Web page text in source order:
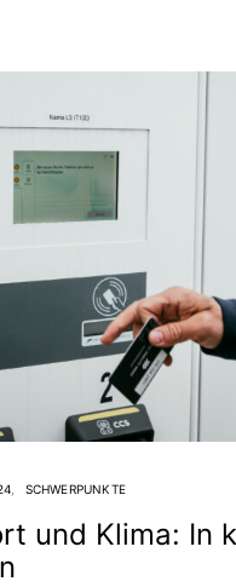
SCHWERPUNKTE
und Klima: In